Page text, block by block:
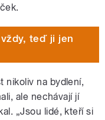
teď ji jen
nikoliv na bydlení,
ale nechávají jí
„Jsou lidé, kteří si